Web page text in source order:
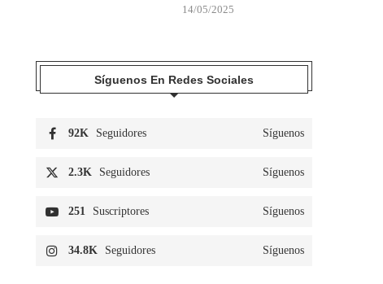
14/05/2025
Síguenos En Redes Sociales
92K Seguidores Síguenos
2.3K Seguidores Síguenos
251 Suscriptores Síguenos
34.8K Seguidores Síguenos